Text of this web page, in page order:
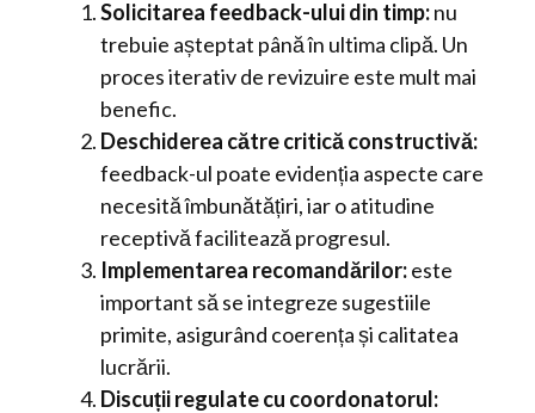
Solicitarea feedback-ului din timp:nu
trebuie așteptat până în ultima clipă. Un
proces iterativ de revizuire este mult mai
benefic.
Deschiderea către critică constructivă:
feedback-ul poate evidenția aspecte care
necesită îmbunătățiri, iar o atitudine
receptivă facilitează progresul.
Implementarea recomandărilor:este
important să se integreze sugestiile
primite, asigurând coerența și calitatea
lucrării.
Discuții regulate cu coordonatorul: